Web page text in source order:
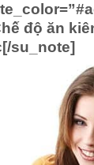
độ ăn
[/su_note]